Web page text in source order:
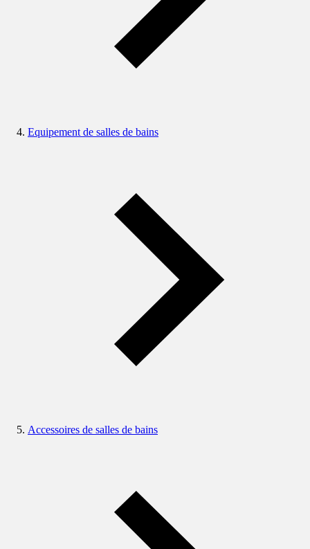
Equipement de salles de bains
Accessoires de salles de bains